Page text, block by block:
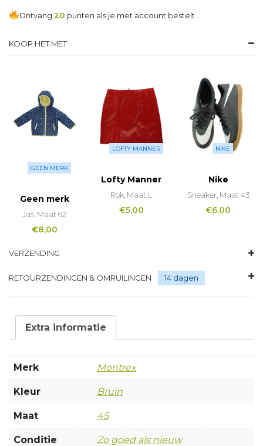
Ontvang20 punten als je met account bestelt.
KOOP HET MET
GEEN MERK
Geen merk
Jas, Maat 62
€8,00
LOFTY MANNER
Lofty Manner
Rok, Maat L
€5,00
NIKE
Nike
Sneaker, Maat 43
€6,00
VERZENDING
RETOURZENDINGEN & OMRUILINGEN 14 dagen
Extra informatie
Merk Montrex
Kleur Bruin
Maat 45
Conditie Zo goed als nieuw